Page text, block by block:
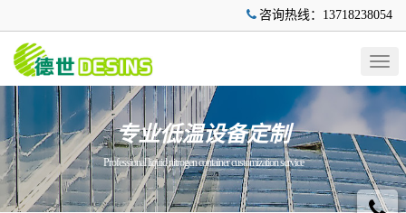
咨询热线：13718238054
专业低温设备定制
Professional liquid nitrogen container customization service